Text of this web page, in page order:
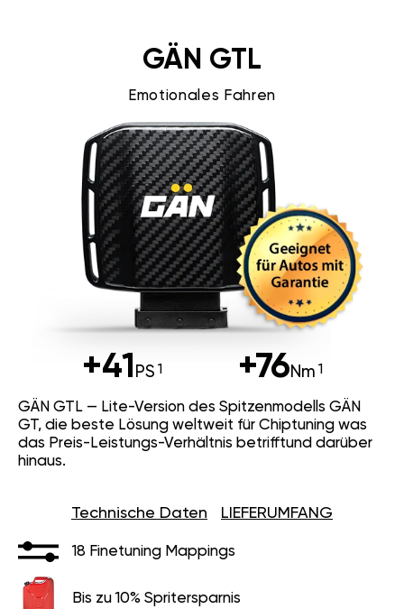
GÄN GTL
Emotionales Fahren
+41 PS +76Nm
GÄN GTL — Lite-Version des Spitzenmodells GÄN
GT, die beste Lösung weltweit für Chiptuning was
das Preis-Leistungs-Verhältnis betrifftund darüber
hinaus.
Technische Daten LIEFERUMFANG
18 Finetuning Mappings
Bis zu 10% Spritersparnis